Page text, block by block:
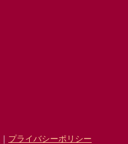
｜ プライバシーポリシー